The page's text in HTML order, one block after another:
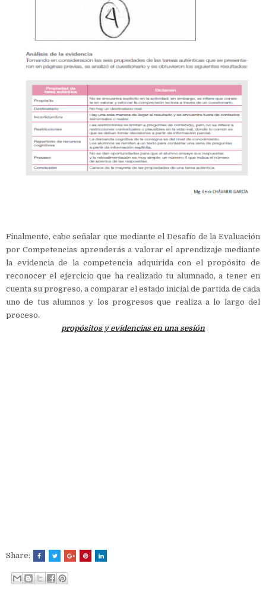
Finalmente, cabe señalar que mediante el Desafío de la Evaluación
por Competencias aprenderás a valorar el aprendizaje mediante
la evidencia de la competencia adquirida con el propósito de
reconocer el ejercicio que ha realizado tu alumnado, a tener en
cuenta su progreso, a comparar el estado inicial de partida de cada
uno de tus alumnos y los progresos que realiza a lo largo del
proceso.
propósitos y evidencias en una sesión
Share: